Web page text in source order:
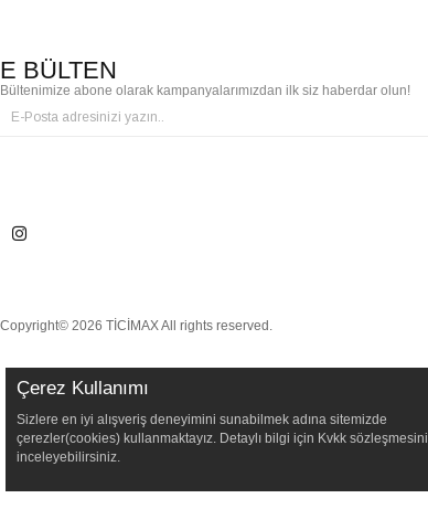
E BÜLTEN
Bültenimize abone olarak kampanyalarımızdan ilk siz haberdar olun!
Copyright© 2026 TİCİMAX All rights reserved.
Çerez Kullanımı
Sizlere en iyi alışveriş deneyimini sunabilmek adına sitemizde
çerezler(cookies) kullanmaktayız. Detaylı bilgi için Kvkk sözleşmesini
inceleyebilirsiniz.